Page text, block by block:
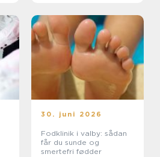
30. juni 2026
Fodklinik i valby: sådan
får du sunde og
smertefri fødder